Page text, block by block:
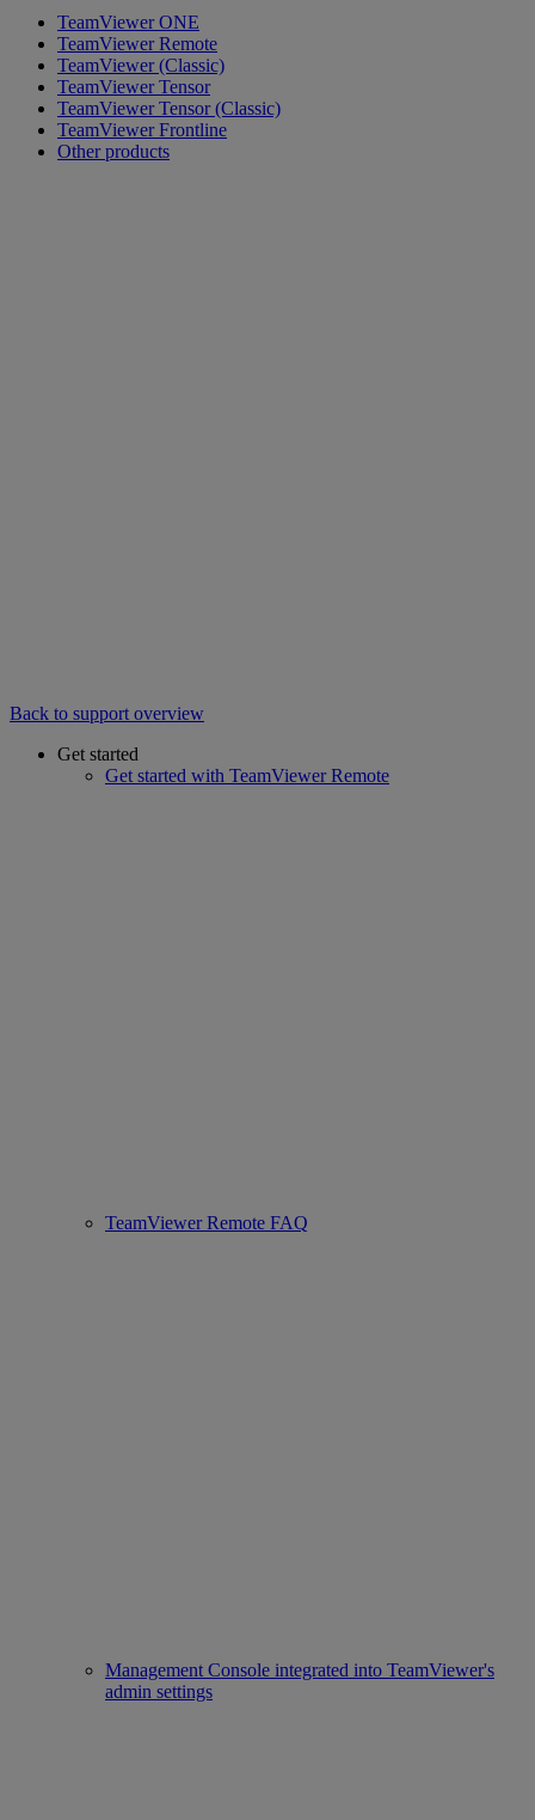
TeamViewer ONE
TeamViewer Remote
TeamViewer (Classic)
TeamViewer Tensor
TeamViewer Tensor (Classic)
TeamViewer Frontline
Other products
Back to support overview
Get started
Get started with TeamViewer Remote
TeamViewer Remote FAQ
Management Console integrated into TeamViewer's
admin settings